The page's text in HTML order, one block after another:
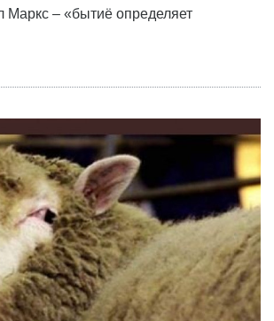
Маркс – «бытиё определяет